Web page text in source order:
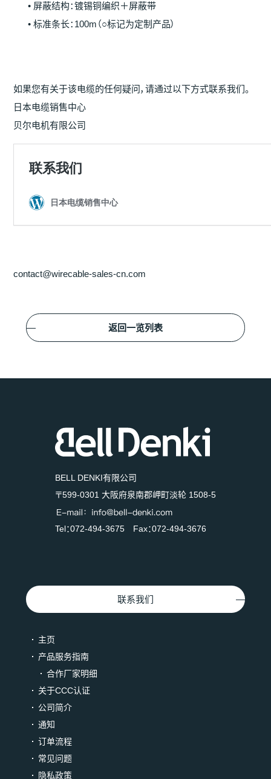
• 屏蔽结构：镀锡铜编织＋屏蔽带
• 标准条长：100m（○标记为定制产品）
如果您有关于该电缆的任何疑问，请通过以下方式联系我们。
日本电缆销售中心
贝尔电机有限公司
contact@wirecable-sales-cn.com
返回一览列表
BELL DENKI有限公司
〒599-0301 大阪府泉南郡岬町淡轮 1508-5
Tel：072-494-3675 Fax：072-494-3676
联系我们
主页
产品服务指南
合作厂家明细
关于CCC认证
公司简介
通知
订单流程
常见问题
隐私政策